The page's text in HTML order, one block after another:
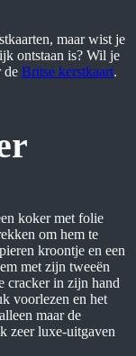
maar wist je
ontstaan is? Wil je
de Britse kerstkaart.
koker met folie
om hem te
kroontje en een
met zijn tweeën
cracker in zijn hand
voorlezen en het
maar de
zeer luxe-uitgaven